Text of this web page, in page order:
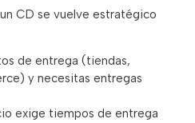
CD se vuelve estratégico
de entrega (tiendas,
y necesitas entregas
exige tiempos de entrega